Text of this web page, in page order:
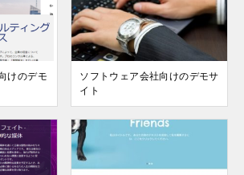
けのデモ
ソフトウェア会社向けのデモサ
イト